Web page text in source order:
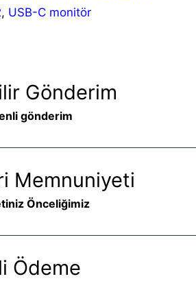
, USB-C monitör
Gönderim
gönderim
Memnuniyeti
Önceliğimiz
Ödeme